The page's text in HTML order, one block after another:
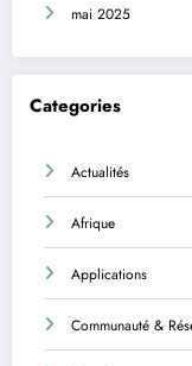
mai 2025
Categories
Actualités
Afrique
Applications
Communauté &